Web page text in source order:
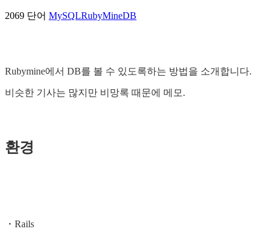
2069 단어 MySQLRubyMineDB
Rubymine에서 DB를 볼 수 있도록하는 방법을 소개합니다.
비슷한 기사는 많지만 비망록 때문에 메모.
환경
・Rails